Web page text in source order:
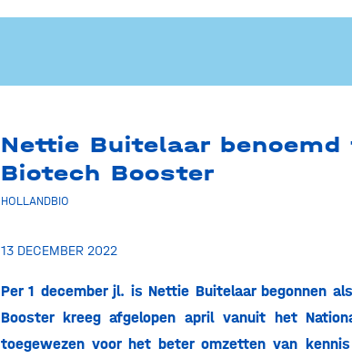
Nettie Buitelaar
Biotech Booster
HOLLANDBIO
13 DECEMBER 2022
Per 1 december jl. is Nettie Buitelaar begonnen
Booster kreeg afgelopen april vanuit het
toegewezen voor het beter omzetten van